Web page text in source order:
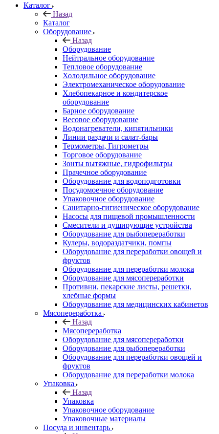
Каталог
Назад
Каталог
Оборудование
Назад
Оборудование
Нейтральное оборудование
Тепловое оборудование
Холодильное оборудование
Электромеханическое оборудование
Хлебопекарное и кондитерское
оборудование
Барное оборудование
Весовое оборудование
Водонагреватели, кипятильники
Линии раздачи и салат-бары
Термометры, Гигрометры
Торговое оборудование
Зонты вытяжные, гидрофильтры
Прачечное оборудование
Оборудование для водоподготовки
Посудомоечное оборудование
Упаковочное оборудование
Санитарно-гигиеническое оборудование
Насосы для пищевой промышленности
Смесители и душирующие устройства
Оборудование для рыбопереработки
Кулеры, водораздатчики, помпы
Оборудование для переработки овощей и
фруктов
Оборудование для переработки молока
Оборудование для мясопереработки
Противни, пекарские листы, решетки,
хлебные формы
Оборудование для медицинских кабинетов
Мясопереработка
Назад
Мясопереработка
Оборудование для мясопереработки
Оборудование для рыбопереработки
Оборудование для переработки овощей и
фруктов
Оборудование для переработки молока
Упаковка
Назад
Упаковка
Упаковочное оборудование
Упаковочные материалы
Посуда и инвентарь